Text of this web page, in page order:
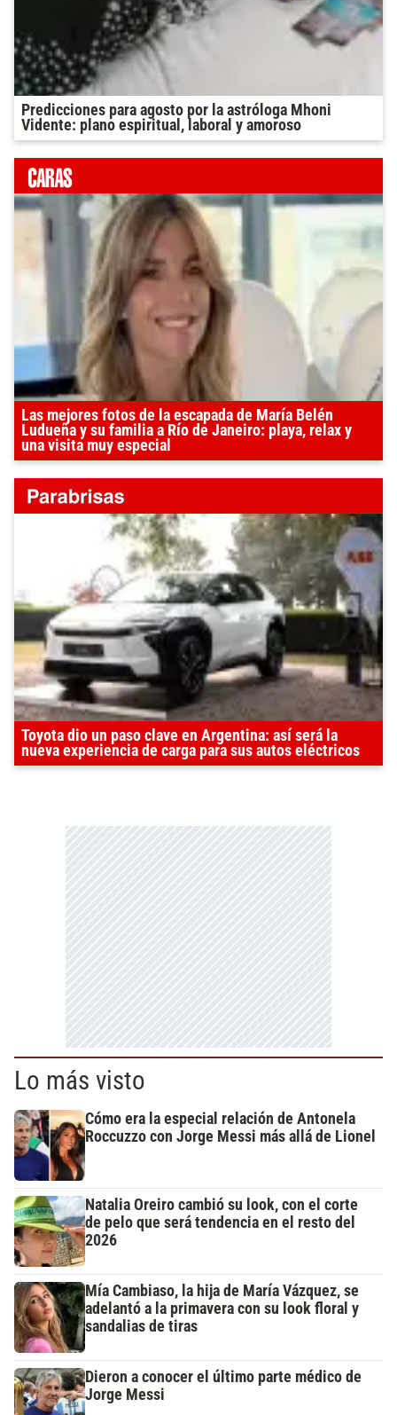
Predicciones para agosto por la astróloga Mhoni
Vidente: plano espiritual, laboral y amoroso
Las mejores fotos de la escapada de María Belén
Ludueña y su familia a Río de Janeiro: playa, relax y
una visita muy especial
Toyota dio un paso clave en Argentina: así será la
nueva experiencia de carga para sus autos eléctricos
Lo más visto
Cómo era la especial relación de Antonela
Roccuzzo con Jorge Messi más allá de Lionel
Natalia Oreiro cambió su look, con el corte
de pelo que será tendencia en el resto del
2026
Mía Cambiaso, la hija de María Vázquez, se
adelantó a la primavera con su look floral y
sandalias de tiras
Dieron a conocer el último parte médico de
Jorge Messi